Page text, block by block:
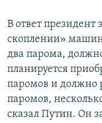
В ответ президент
скоплении» машин
два парома,
планируется
паромов и должно
паромов,
сказал Путин. Он